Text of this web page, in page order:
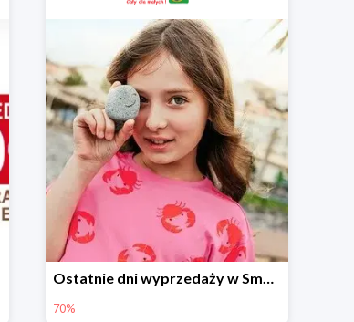
Ostatnie dni wyprzedaży w Smyku - ubrania i buty do -70%
70%